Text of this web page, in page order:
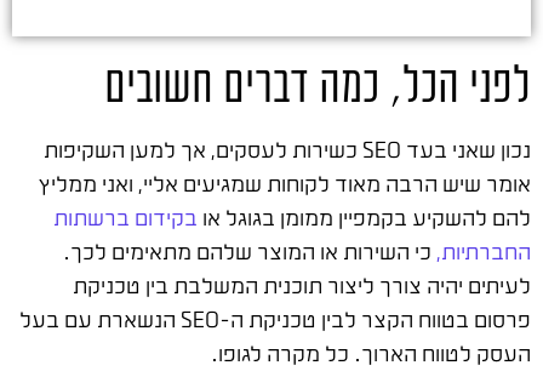
לפני הכל, כמה דברים חשובים
נכון שאני בעד SEO כשירות לעסקים, אך למען השקיפות
אומר שיש הרבה מאוד לקוחות שמגיעים אליי, ואני ממליץ
להם להשקיע בקמפיין ממומן בגוגל או בקידום ברשתות
החברתיות, כי השירות או המוצר שלהם מתאימים לכך.
לעיתים יהיה צורך ליצור תוכנית המשלבת בין טכניקת
פרסום בטווח הקצר לבין טכניקת ה-SEO הנשארת עם בעל
העסק לטווח הארוך. כל מקרה לגופו.